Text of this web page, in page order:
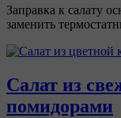
Заправка к салату
заменить
Салат из
помидорами